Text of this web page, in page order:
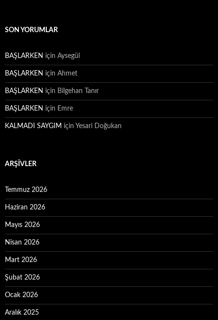
SON YORUMLAR
BAŞLARKEN için Aysegül
BAŞLARKEN için Ahmet
BAŞLARKEN için Bilgehan Tanır
BAŞLARKEN için Emre
KALMADI SAYGIM için Yesari Doğukan
ARŞIVLER
Temmuz 2026
Haziran 2026
Mayıs 2026
Nisan 2026
Mart 2026
Şubat 2026
Ocak 2026
Aralık 2025